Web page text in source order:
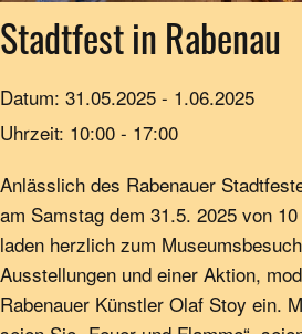
Stadtfest in Rabenau
Datum: 31.05.2025 - 1.06.2025
Uhrzeit: 10:00 - 17:00
Anlässlich des Rabenauer
am Samstag dem 31.5. 2025 von
laden herzlich zum
Ausstellungen und einer Aktion,
Rabenauer Künstler Olaf Stoy ein.